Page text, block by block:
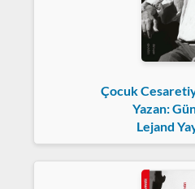
Çocuk
Yazan:
Lejand